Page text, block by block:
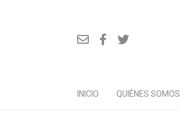
INICIO QUIÉNES SOMOS